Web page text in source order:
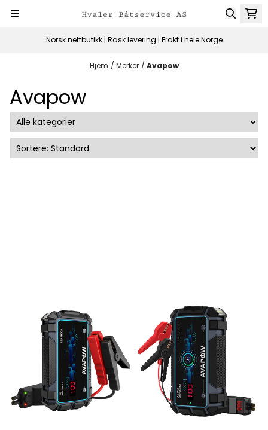
Hopp til innhold
Norsk nettbutikk | Rask levering | Frakt i hele Norge
Hjem / Merker / Avapow
Avapow